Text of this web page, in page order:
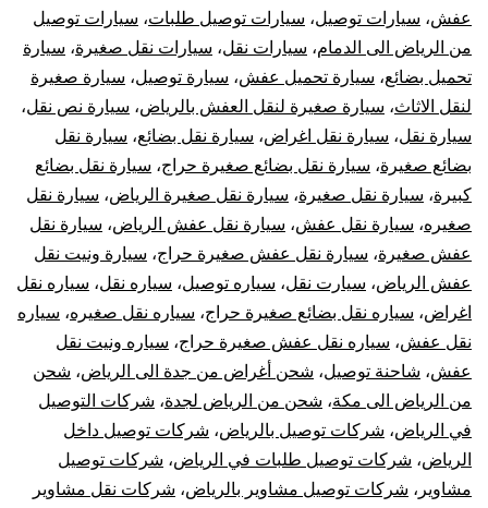
عفش، سيارات توصيل، سيارات توصيل طلبات، سيارات توصيل
من الرياض الى الدمام، سيارات نقل، سيارات نقل صغيرة، سيارة
تحميل بضائع، سيارة تحميل عفش، سيارة توصيل، سيارة صغيرة
لنقل الاثاث، سيارة صغيرة لنقل العفش بالرياض، سيارة نص نقل،
سيارة نقل، سيارة نقل اغراض، سيارة نقل بضائع، سيارة نقل
بضائع صغيرة، سيارة نقل بضائع صغيرة حراج، سيارة نقل بضائع
كبيرة، سيارة نقل صغيرة، سيارة نقل صغيرة الرياض، سيارة نقل
صغيره، سيارة نقل عفش، سيارة نقل عفش الرياض، سيارة نقل
عفش صغيرة، سيارة نقل عفش صغيرة حراج، سيارة ونيت نقل
عفش الرياض، سيارت نقل، سياره توصيل، سياره نقل، سياره نقل
اغراض، سياره نقل بضائع صغيرة حراج، سياره نقل صغيره، سياره
نقل عفش، سياره نقل عفش صغيرة حراج، سياره ونيت نقل
عفش، شاحنة توصيل، شحن أغراض من جدة الى الرياض، شحن
من الرياض الى مكة، شحن من الرياض لجدة، شركات التوصيل
في الرياض، شركات توصيل بالرياض، شركات توصيل داخل
الرياض، شركات توصيل طلبات في الرياض، شركات توصيل
مشاوير ، شركات توصيل مشاوير بالرياض، شركات نقل مشاوير